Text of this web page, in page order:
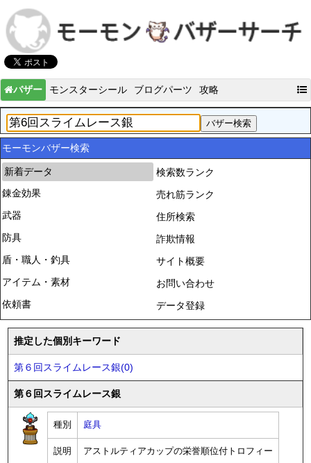
バザー モンスターシール ブログパーツ 攻略
モーモンバザー検索
新着データ
錬金効果
武器
防具
盾・職人・釣具
アイテム・素材
依頼書
検索数ランク
売れ筋ランク
住所検索
詐欺情報
サイト概要
お問い合わせ
データ登録
推定した個別キーワード
第６回スライムレース銀(0)
第６回スライムレース銀
種別 庭具
説明 アストルティアカップの栄誉順位付トロフィー